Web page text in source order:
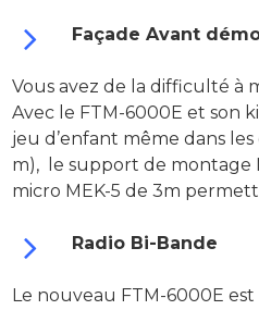
Façade Avant
Vous avez de la difficulté à
Avec le FTM-6000E et son
jeu d’enfant même dans les
m), le support de montage
micro MEK-5 de 3m
Radio Bi-Bande
Le nouveau FTM-6000E